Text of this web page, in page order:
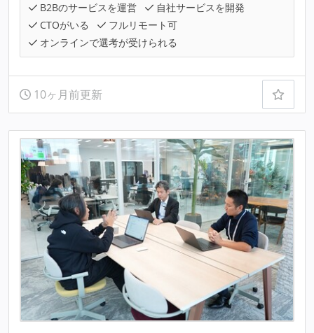
B2Bのサービスを運営
自社サービスを開発
CTOがいる
フルリモート可
オンラインで選考が受けられる
10ヶ月前更新